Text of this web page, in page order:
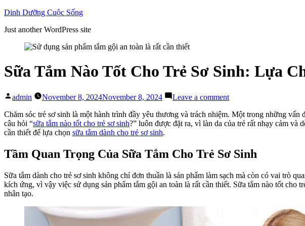
Skip
content
Dinh Dưỡng Cuộc Sống
Just another WordPress site
Sữa Tắm Nào Tốt Cho Trẻ Sơ Sinh: Lựa
Posted
admin November 8, 2024November 8, 2024 Leave a commenton
Tắm
Nào
Trẻ
Sơ
Lựa
Chọn
Chăm sóc trẻ sơ sinh là một hành trình đầy yêu thương và trách nhiệm. Một trong những
câu hỏi “sữa tắm nào tốt cho trẻ sơ sinh?” luôn được đặt ra, vì làn da của trẻ rất nhạy cảm và
cần thiết để lựa chọn sữa tắm dành cho trẻ sơ sinh.
Tầm Quan Trọng Của Sữa Tắm Cho Trẻ Sơ Sinh
Sữa tắm dành cho trẻ sơ sinh không chỉ đơn thuần là sản phẩm làm sạch mà còn có vai trò
kích ứng, vì vậy việc sử dụng sản phẩm tắm gội an toàn là rất cần thiết. Sữa tắm nào tốt
nhân tạo.